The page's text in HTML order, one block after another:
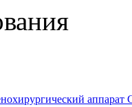
аппарат